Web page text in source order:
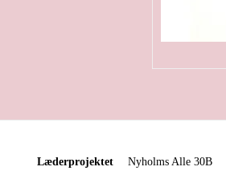
Læderprojektet Nyholms Alle 30B